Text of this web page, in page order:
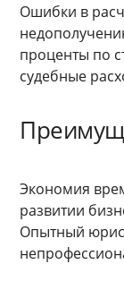
Ошибки в
проценты по
судебные
Экономия
развитии
Опытный